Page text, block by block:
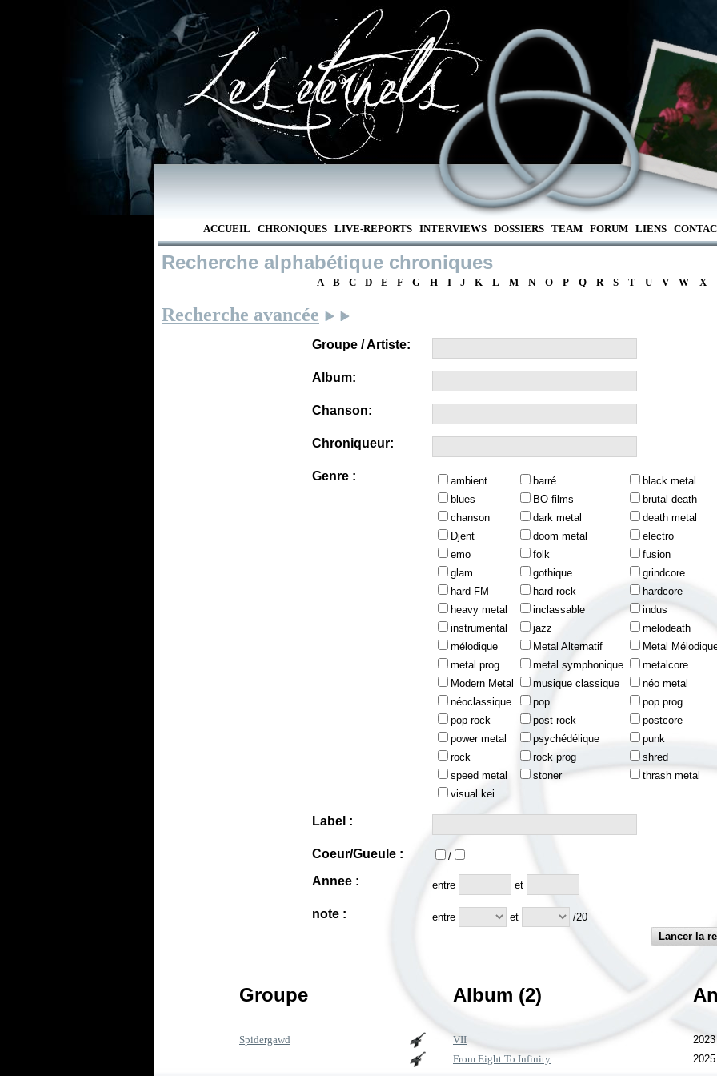
ACCUEIL CHRONIQUES LIVE-REPORTS INTERVIEWS DOSSIERS TEAM FORUM LIENS
Recherche alphabétique chroniques
A B C D E F G H I J K L M N O P Q R S T U V W X
Recherche avancée
Groupe / Artiste:
Album:
Chanson:
Chroniqueur:
Genre : ambient barré
black metal
blues
BO films
brutal death
chanson
dark metal
death metal
Djent
doom metal
electro
emo
folk
fusion
glam
gothique
grindcore
hard FM
hard rock
hardcore
heavy metal
inclassable
indus
instrumental
jazz
melodeath
mélodique
Metal Alternatif
Metal
metal prog
metal symphonique
metalcore
Modern Metal
musique classique
néo metal
néoclassique
pop
pop prog
pop rock
post rock
postcore
power metal
psychédélique
punk
rock
rock prog
shred
speed metal
stoner
thrash metal
visual kei
Label :
Coeur/Gueule : /
Annee : entre et
note : entre et /20
Groupe Album (2)
Spidergawd VII
2023
From Eight To Infinity
2025